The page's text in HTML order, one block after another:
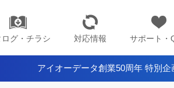
ログ・チラシ 対応情報 サポート・
アイオーデータ創業50周年 特別企